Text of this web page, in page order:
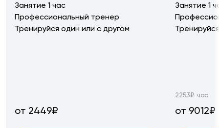
Занятие 1 час
Профессиональный тренер
Тренируйся один или с другом
от 2449₽
Занятие 1
2253₽ час
от 9012₽